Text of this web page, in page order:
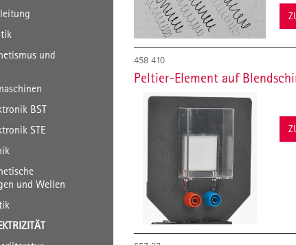
und
BST
STE
und Wellen
458 410
Peltier-Element auf